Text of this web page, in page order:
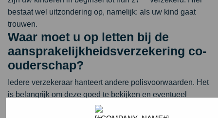
bestaat wel uitzondering op, namelijk: als uw kind gaat
trouwen.
Waar moet u op letten bij de
aansprakelijkheidsverzekering co-
ouderschap?
Iedere verzekeraar hanteert andere polisvoorwaarden. Het
is belangrijk om deze goed te bekijken en eventueel
contact op te nemen met uw verzekeraar. De verzekeraar